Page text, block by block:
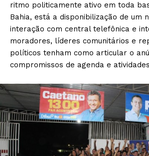
ritmo politicamente ativo em toda
Bahia, está a disponibilização de um
interação com central telefônica e
moradores, líderes comunitários e
políticos tenham como articular o
compromissos de agenda e